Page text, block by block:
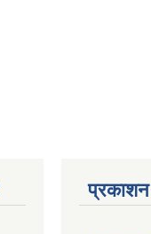
प्रकाशन